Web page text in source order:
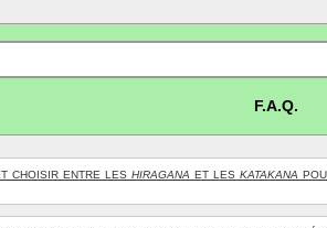
F.A.Q.
choisir entre les hiragana et les katakana